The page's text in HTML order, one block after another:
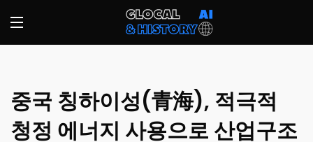
중국 칭하이성(青海), 적극적
청정 에너지 사용으로 산업구조